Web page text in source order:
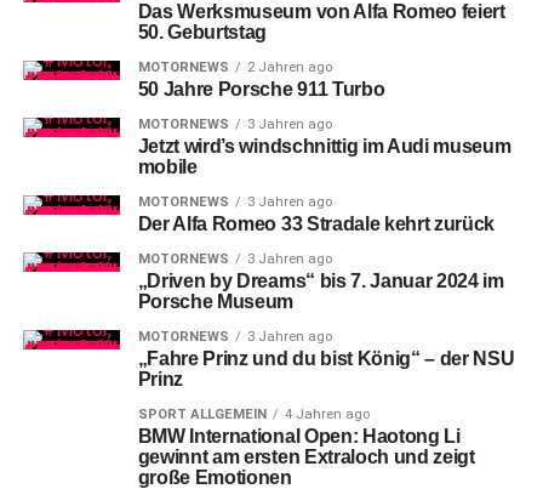
Das Werksmuseum von Alfa Romeo feiert
50. Geburtstag
MOTORNEWS 2 Jahren ago
50 Jahre Porsche 911 Turbo
MOTORNEWS 3 Jahren ago
Jetzt wird’s windschnittig im Audi museum
mobile
MOTORNEWS 3 Jahren ago
Der Alfa Romeo 33 Stradale kehrt zurück
MOTORNEWS 3 Jahren ago
„Driven by Dreams“ bis 7. Januar 2024 im
Porsche Museum
MOTORNEWS 3 Jahren ago
„Fahre Prinz und du bist König“ – der NSU
Prinz
SPORT ALLGEMEIN 4 Jahren ago
BMW International Open: Haotong Li
gewinnt am ersten Extraloch und zeigt
große Emotionen